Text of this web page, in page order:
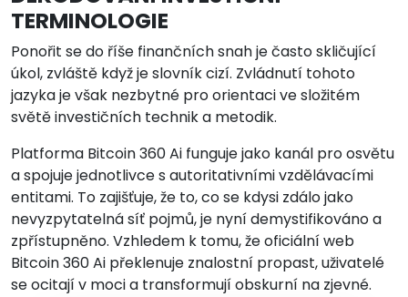
TERMINOLOGIE
Ponořit se do říše finančních snah je často skličující
úkol, zvláště když je slovník cizí. Zvládnutí tohoto
jazyka je však nezbytné pro orientaci ve složitém
světě investičních technik a metodik.
Platforma Bitcoin 360 Ai funguje jako kanál pro osvětu
a spojuje jednotlivce s autoritativními vzdělávacími
entitami. To zajišťuje, že to, co se kdysi zdálo jako
nevyzpytatelná síť pojmů, je nyní demystifikováno a
zpřístupněno. Vzhledem k tomu, že oficiální web
Bitcoin 360 Ai překlenuje znalostní propast, uživatelé
se ocitají v moci a transformují obskurní na zjevné.